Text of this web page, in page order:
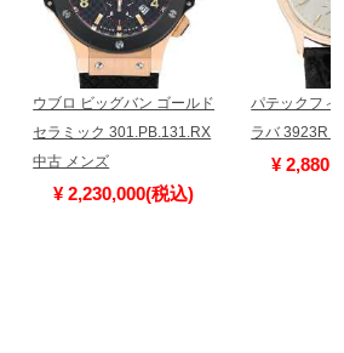
ウブロ ビッグバン ゴールド
セラミック 301.PB.131.RX
中古 メンズ
¥ 2,230,000(税込)
パテックフィ
ラバ 3923R
¥